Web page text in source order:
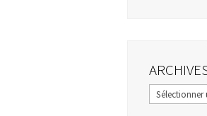
Archives